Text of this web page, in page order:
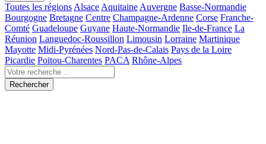
Toutes les régions Alsace Aquitaine Auvergne Basse-Normandie
Bourgogne Bretagne Centre Champagne-Ardenne Corse Franche-
Comté Guadeloupe Guyane Haute-Normandie Ile-de-France La
Réunion Languedoc-Roussillon Limousin Lorraine Martinique
Mayotte Midi-Pyrénées Nord-Pas-de-Calais Pays de la Loire
Picardie Poitou-Charentes PACA Rhône-Alpes
Rechercher